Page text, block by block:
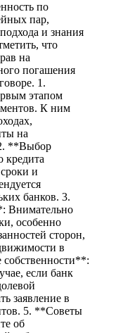
по
пар,
и знания
что
на
погашения
1.
этапом
К ним
на
**Выбор
кредита
и
банков. 3.
Внимательно
особенно
сторон,
в
если банк
заявление в
5. **Советы
об